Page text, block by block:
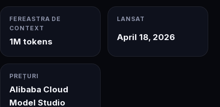
FEREASTRA DE
CONTEXT
1M tokens
LANSAT
April 18, 2026
PREȚURI
Alibaba Cloud
Model Studio